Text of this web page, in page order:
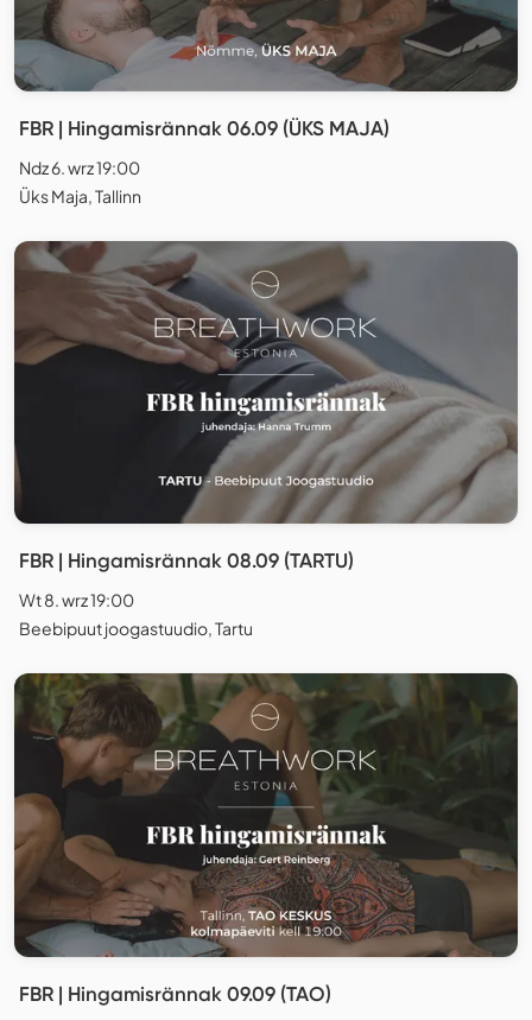
FBR | Hingamisrännak 06.09 (ÜKS MAJA)
Ndz 6. wrz 19:00
Üks Maja, Tallinn
FBR | Hingamisrännak 08.09 (TARTU)
Wt 8. wrz 19:00
Beebipuut joogastuudio, Tartu
FBR | Hingamisrännak 09.09 (TAO)